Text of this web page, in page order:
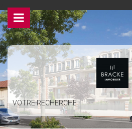
VOTRE RECHERCHE